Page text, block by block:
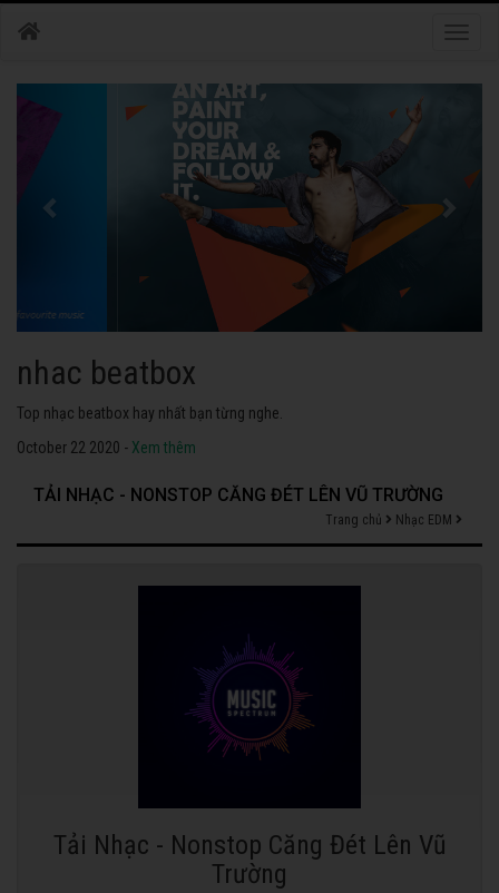
nhac dance
Những bài nhạc dance tuyển chọn 2020 hay nhất.
October 22 2020 - Xem thêm
TẢI NHẠC - NONSTOP CĂNG ĐÉT LÊN VŨ TRƯỜNG
Trang chủ Nhạc EDM
Tải Nhạc - Nonstop Căng Đét Lên Vũ
Trường